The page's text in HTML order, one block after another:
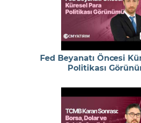
Fed Beyanatı Öncesi
Politikası